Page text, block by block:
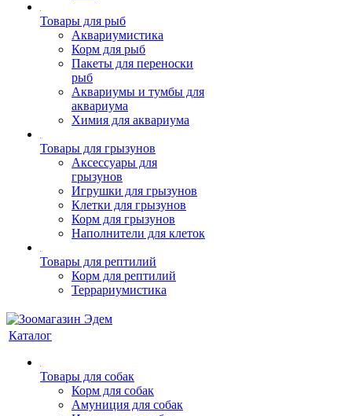
Товары для рыб
Аквариумистика
Корм для рыб
Пакеты для переноски
рыб
Аквариумы и тумбы для
аквариума
Химия для аквариума
Товары для грызунов
Аксессуары для
грызунов
Игрушки для грызунов
Клетки для грызунов
Корм для грызунов
Наполнители для клеток
Товары для рептилий
Корм для рептилий
Террариумистика
Каталог
Товары для собак
Корм для собак
Амуниция для собак